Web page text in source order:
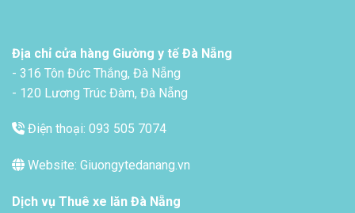
Địa chỉ cửa hàng Giường y tế Đà Nẵng
- 316 Tôn Đức Thắng, Đà Nẵng
- 120 Lương Trúc Đàm, Đà Nẵng
Điện thoại: 093 505 7074
Website: Giuongytedanang.vn
Dịch vụ Thuê xe lăn Đà Nẵng